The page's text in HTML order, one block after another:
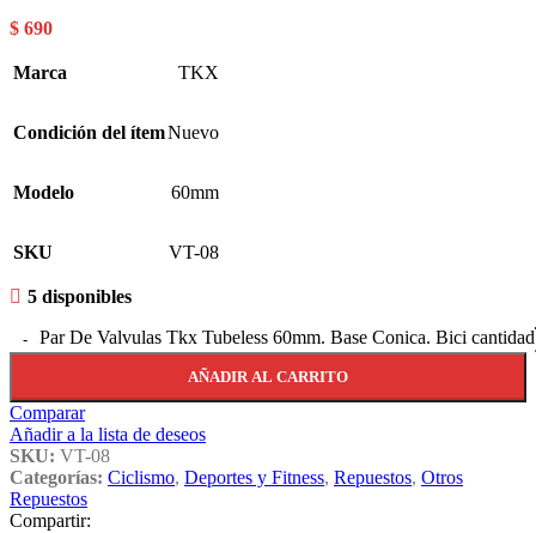
$ 690
Marca TKX
Condición del ítemNuevo
Modelo 60mm
SKU VT-08
5 disponibles
Par De Valvulas Tkx Tubeless 60mm. Base Conica. Bici cantidad
AÑADIR AL CARRITO
Comparar
Añadir a la lista de deseos
SKU: VT-08
Categorías: Ciclismo, Deportes y Fitness, Repuestos, Otros
Repuestos
Compartir: